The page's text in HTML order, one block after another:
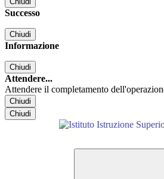
Successo
Chiudi
Informazione
Chiudi
Attendere...
Attendere il completamento
Chiudi
Chiudi